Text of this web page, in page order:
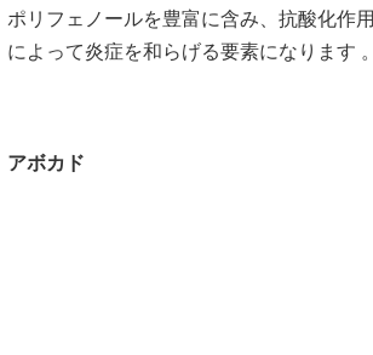
ポリフェノールを豊富に含み、抗酸化作用
によって炎症を和らげる要素になります 。
アボカド